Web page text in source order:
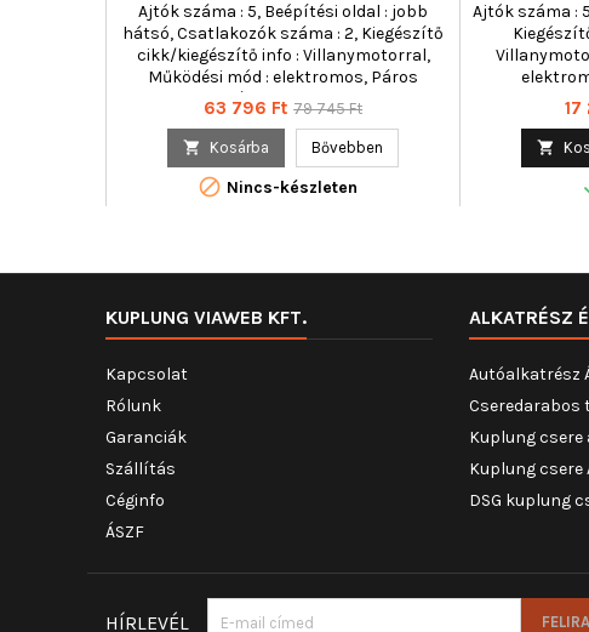
Ajtók száma : 5, Beépítési oldal : jobb
hátsó, Csatlakozók száma : 2, Kiegészítő
cikk/kiegészítő info : Villanymotorral,
Működési mód : elektromos, Páros
cikkszám : 350103118300
Ár
63 796 Ft Normál
79 745 Ft
 Kosárba Bővebben
 Nincs-készleten
Ajtók száma :
Ár
17

KUPLUNG VIAWEB KFT.
Kapcsolat
Rólunk
Garanciák
Szállítás
Céginfo
ÁSZF
ALKATRÉSZ
Autóalkatrész
Cseredarabos
Kuplung csere
Kuplung
DSG kuplung
HÍRLEVÉL